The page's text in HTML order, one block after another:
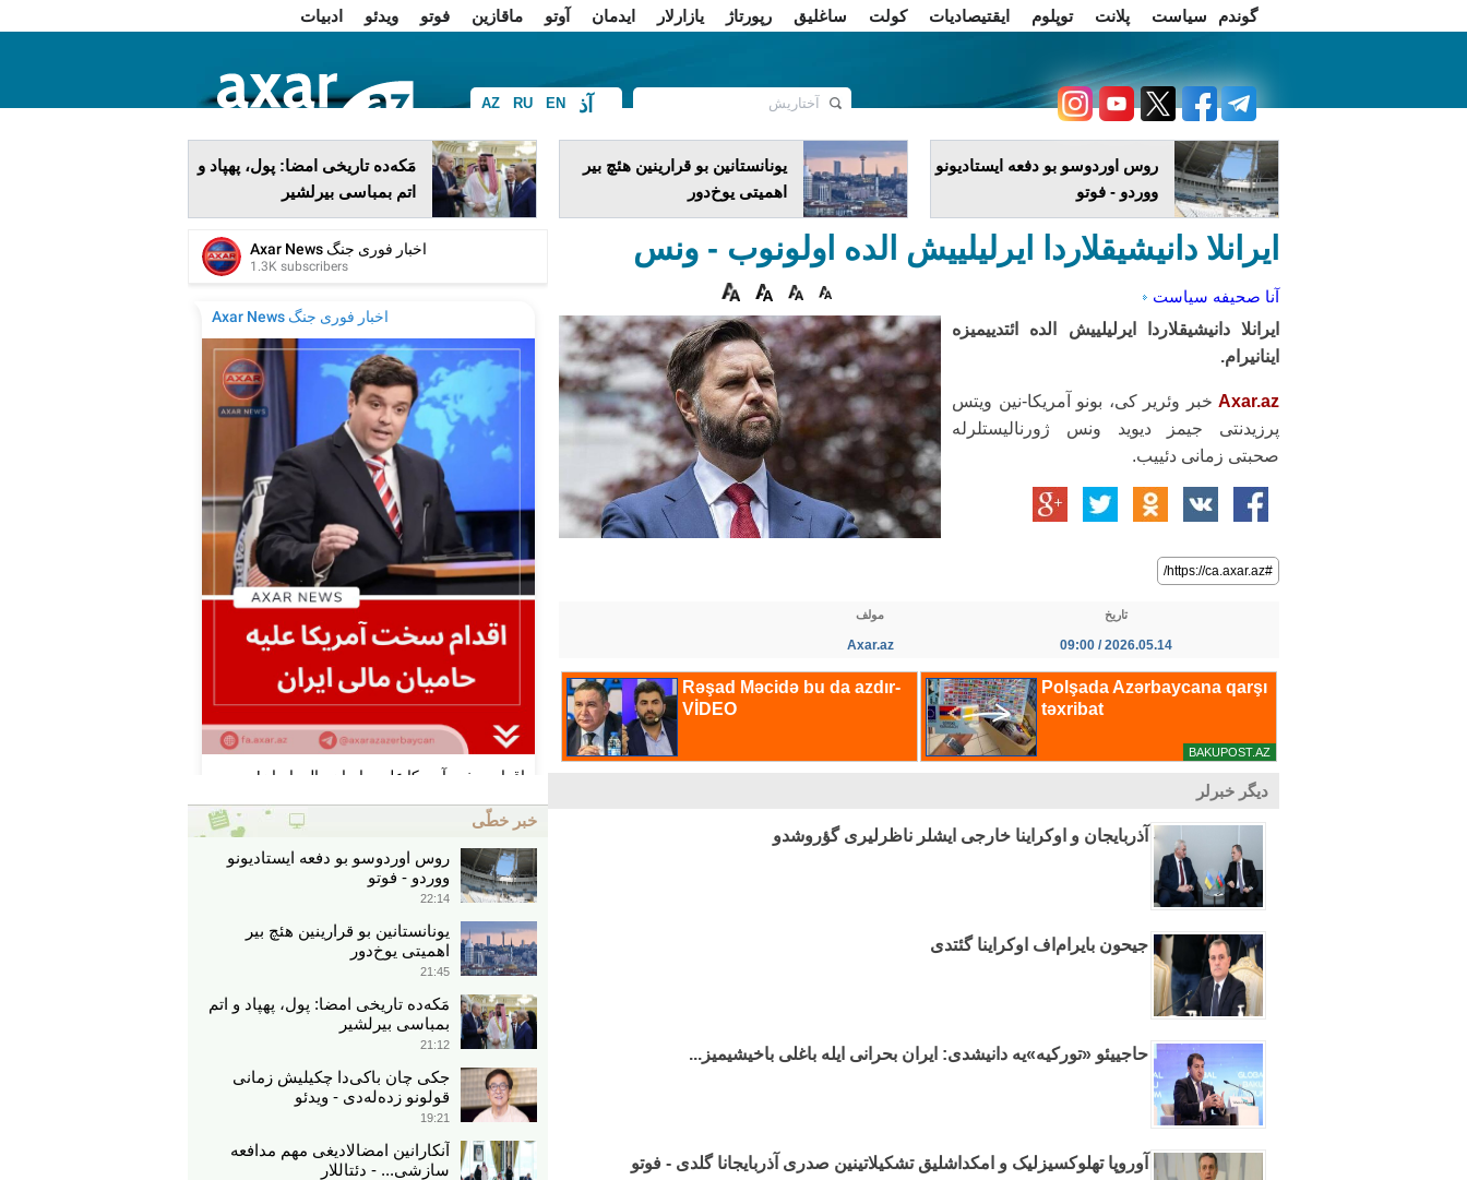
گوندم سیاست پلانت توپلوم ایقتیصادیات کولت ساغلیق رپورتاژ یازارلار ایدمان آوتو ماقازین فوتو ویدئو
ادبیات
AZ RU EN آذ
فا
روس اوردوسو بو دفعه ایستادیونو
ووردو - فوتو
یونانستانین بو قرارینین هئچ بیر
اهمیتی یوخ‌دور
مَکه‌ده تاریخی امضا: پول، پهپاد و
اتم بمباسی بیرلشیر
ایرانلا دانیشیقلاردا ایرلیلییش الده اولونوب - ونس
آنا صحیفه سیاست
ایرانلا دانیشیقلاردا ایرلیلییش الده ائتدییمیزه
اینانیرام.
Axar.az خبر وئریر کی، بونو آمریکا-نین ویتس
پرزیدنتی جیمز دیوید ونس ژورنالیستلرله
صحبتی زمانی دئییب.
#https://ca.axar.az/
تاریخ
2026.05.14 / 09:00
مولف
Axar.az
دیگر خبرلر
آذربایجان و اوکراینا خارجی ایشلر ناظرلیری گؤروشدو
جیحون بایرام‌اف اوکراینا گئتدی
حاجییئو «تورکیه»یه دانیشدی: ایران بحرانی ایله باغلی باخیشیمیز...
آوروپا تهلوکسیزلیک و امکداشلیق تشکیلاتینین صدری آذربایجانا گلدی - فوتو
خبر خطّی
روس اوردوسو بو دفعه ایستادیونو
ووردو - فوتو
22:14
یونانستانین بو قرارینین هئچ بیر
اهمیتی یوخ‌دور
21:45
مَکه‌ده تاریخی امضا: پول، پهپاد و اتم
بمباسی بیرلشیر
21:12
جکی چان باکی‌دا چکیلیش زمانی
قولونو زده‌له‌دی - ویدئو
19:21
آنکارانین امضالادیغی مهم مدافعه
سازشی... - دئتاللار